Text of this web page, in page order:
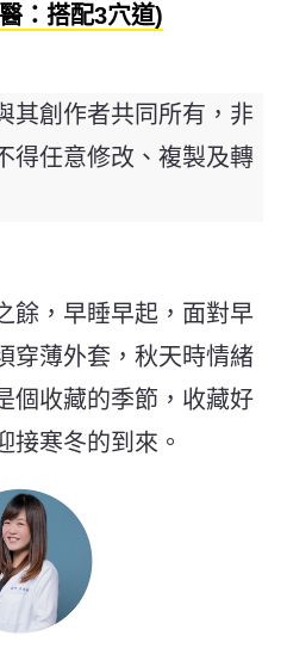
：搭配3穴道)
其創作者共同所有，非
得任意修改、複製及轉
餘，早睡早起，面對早
穿薄外套，秋天時情緒
個收藏的季節，收藏好
接寒冬的到來。